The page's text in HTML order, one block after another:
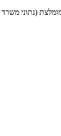
(נתוני משרד